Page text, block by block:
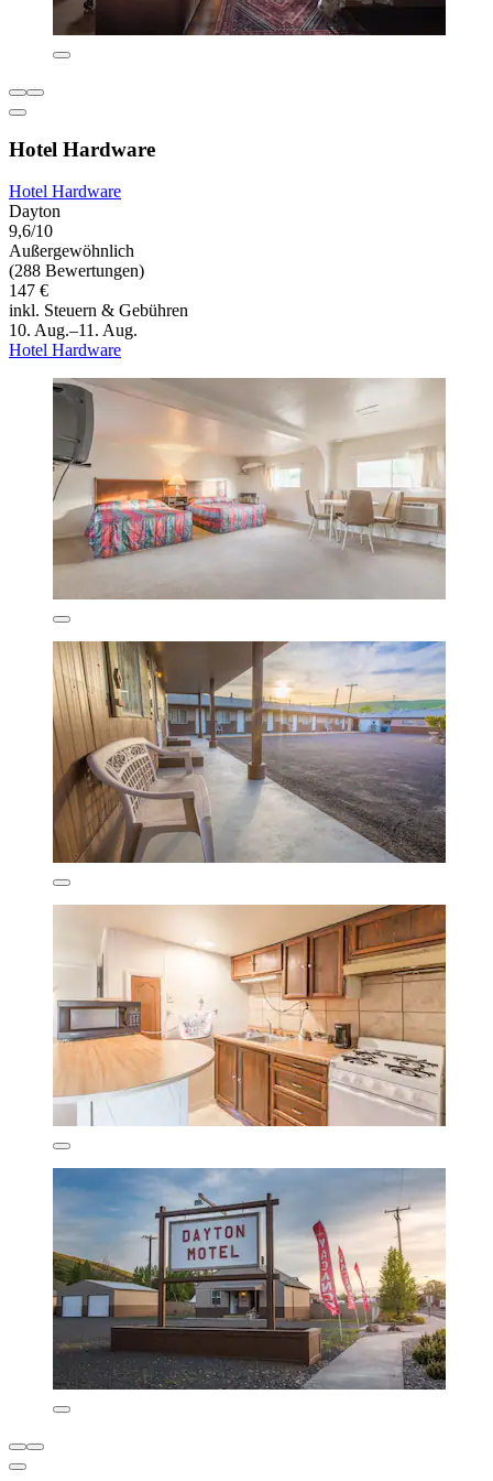
Hotel Hardware
Hotel Hardware
Dayton
9,6/10
Außergewöhnlich
(288 Bewertungen)
147 €
inkl. Steuern & Gebühren
10. Aug.–11. Aug.
Hotel Hardware